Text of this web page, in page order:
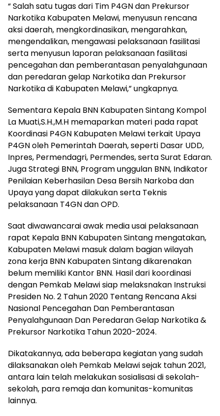
“ Salah satu tugas dari Tim P4GN dan Prekursor
Narkotika Kabupaten Melawi, menyusun rencana
aksi daerah, mengkordinasikan, mengarahkan,
mengendalikan, mengawasi pelaksanaan fasilitasi
serta menyusun laporan pelaksanaan fasilitasi
pencegahan dan pemberantasan penyalahgunaan
dan peredaran gelap Narkotika dan Prekursor
Narkotika di Kabupaten Melawi,” ungkapnya.
Sementara Kepala BNN Kabupaten Sintang Kompol
La Muati,S.H.,M.H memaparkan materi pada rapat
Koordinasi P4GN Kabupaten Melawi terkait Upaya
P4GN oleh Pemerintah Daerah, seperti Dasar UDD,
Inpres, Permendagri, Permendes, serta Surat Edaran.
Juga Strategi BNN, Program unggulan BNN, Indikator
Penilaian Keberhasilan Desa Bersih Narkoba dan
Upaya yang dapat dilakukan serta Teknis
pelaksanaan T4GN dan OPD.
Saat diwawancarai awak media usai pelaksanaan
rapat Kepala BNN Kabupaten Sintang mengatakan,
Kabupaten Melawi masuk dalam bagian wilayah
zona kerja BNN Kabupaten Sintang dikarenakan
belum memiliki Kantor BNN. Hasil dari koordinasi
dengan Pemkab Melawi siap melaksnakan Instruksi
Presiden No. 2 Tahun 2020 Tentang Rencana Aksi
Nasional Pencegahan Dan Pemberantasan
Penyalahgunaan Dan Peredaran Gelap Narkotika &
Prekursor Narkotika Tahun 2020-2024.
Dikatakannya, ada beberapa kegiatan yang sudah
dilaksanakan oleh Pemkab Melawi sejak tahun 2021,
antara lain telah melakukan sosialisasi di sekolah-
sekolah, para remaja dan komunitas-komunitas
lainnya.